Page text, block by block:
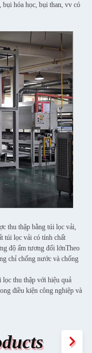
bụi hóa học, bụi than, vv có
thu thập bằng túi lọc vải,
túi lọc vải có tính chất
độ ẩm tương đối lớnTheo
chỉ chống nước và chống
lọc thu thập với hiệu quả
điều kiện công nghiệp và